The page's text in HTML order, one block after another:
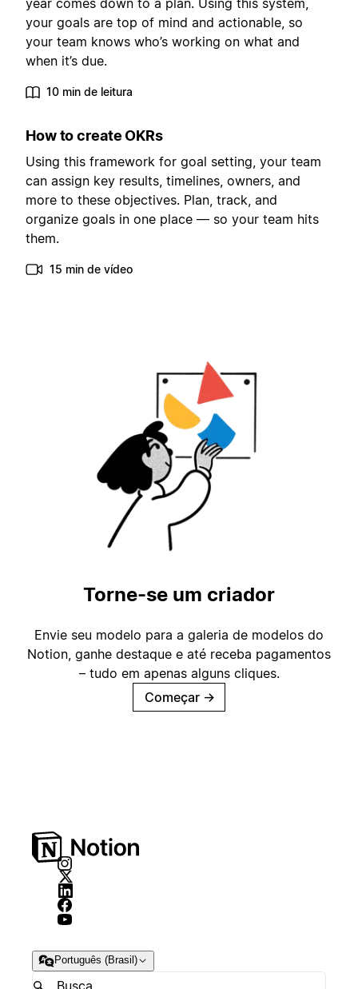
year comes down to a plan. Using this system,
your goals are top of mind and actionable, so
your team knows who’s working on what and
when it’s due.
10 min de leitura
How to create OKRs
Using this framework for goal setting, your team
can assign key results, timelines, owners, and
more to these objectives. Plan, track, and
organize goals in one place — so your team hits
them.
15 min de vídeo
Torne-se um criador
Envie seu modelo para a galeria de modelos do
Notion, ganhe destaque e até receba pagamentos
– tudo em apenas alguns cliques.
Começar →
Português (Brasil)